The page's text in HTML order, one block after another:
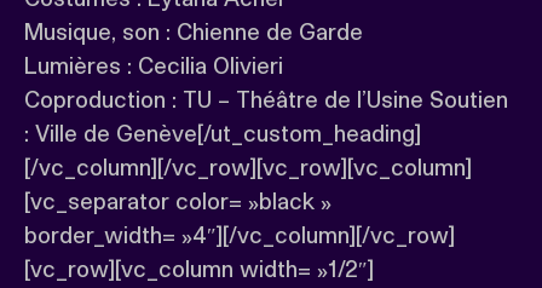
Musique, son : Chienne de Garde
Lumières : Cecilia Olivieri
Coproduction : TU – Théâtre de l’Usine Soutien
: Ville de Genève[/ut_custom_heading]
[/vc_column][/vc_row][vc_row][vc_column]
[vc_separator color= »black »
border_width= »4″][/vc_column][/vc_row]
[vc_row][vc_column width= »1/2″]